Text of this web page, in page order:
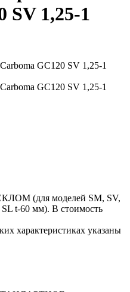
SV 1,25-1
(для моделей SM, SV,
t-60 мм). В стоимость
характеристиках указаны